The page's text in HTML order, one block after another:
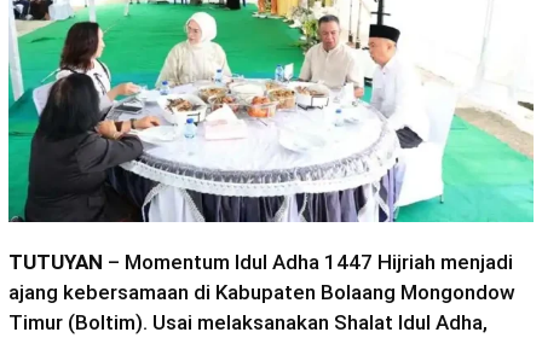
TUTUYAN – Momentum Idul Adha 1447 Hijriah menjadi
ajang kebersamaan di Kabupaten Bolaang Mongondow
Timur (Boltim). Usai melaksanakan Shalat Idul Adha,